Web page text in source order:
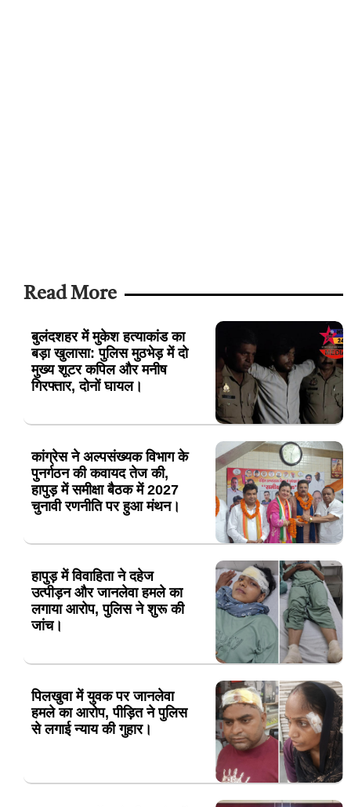
Read More
बुलंदशहर में मुकेश हत्याकांड का
बड़ा खुलासा: पुलिस मुठभेड़ में दो
मुख्य शूटर कपिल और मनीष
गिरफ्तार, दोनों घायल।
कांग्रेस ने अल्पसंख्यक विभाग के
पुनर्गठन की कवायद तेज की,
हापुड़ में समीक्षा बैठक में 2027
चुनावी रणनीति पर हुआ मंथन।
हापुड़ में विवाहिता ने दहेज
उत्पीड़न और जानलेवा हमले का
लगाया आरोप, पुलिस ने शुरू की
जांच।
पिलखुवा में युवक पर जानलेवा
हमले का आरोप, पीड़ित ने पुलिस
से लगाई न्याय की गुहार।